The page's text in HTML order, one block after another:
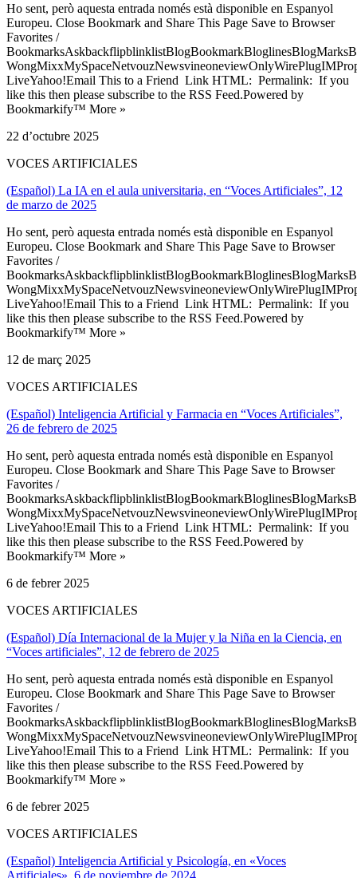
Ho sent, però aquesta entrada només està disponible en Espanyol
Europeu. Close Bookmark and Share This Page Save to Browser
Favorites /
LiveYahoo!Email This to a Friend Link HTML: Permalink: If you
like this then please subscribe to the RSS Feed.Powered by
Bookmarkify™ More »
22 d’octubre 2025
VOCES ARTIFICIALES
(Español) La IA en el aula universitaria, en “Voces Artificiales”, 12
de marzo de 2025
Ho sent, però aquesta entrada només està disponible en Espanyol
Europeu. Close Bookmark and Share This Page Save to Browser
Favorites /
LiveYahoo!Email This to a Friend Link HTML: Permalink: If you
like this then please subscribe to the RSS Feed.Powered by
Bookmarkify™ More »
12 de març 2025
VOCES ARTIFICIALES
(Español) Inteligencia Artificial y Farmacia en “Voces Artificiales”,
26 de febrero de 2025
Ho sent, però aquesta entrada només està disponible en Espanyol
Europeu. Close Bookmark and Share This Page Save to Browser
Favorites /
LiveYahoo!Email This to a Friend Link HTML: Permalink: If you
like this then please subscribe to the RSS Feed.Powered by
Bookmarkify™ More »
6 de febrer 2025
VOCES ARTIFICIALES
(Español) Día Internacional de la Mujer y la Niña en la Ciencia, en
“Voces artificiales”, 12 de febrero de 2025
Ho sent, però aquesta entrada només està disponible en Espanyol
Europeu. Close Bookmark and Share This Page Save to Browser
Favorites /
LiveYahoo!Email This to a Friend Link HTML: Permalink: If you
like this then please subscribe to the RSS Feed.Powered by
Bookmarkify™ More »
6 de febrer 2025
VOCES ARTIFICIALES
(Español) Inteligencia Artificial y Psicología, en «Voces
Artificiales», 6 de noviembre de 2024